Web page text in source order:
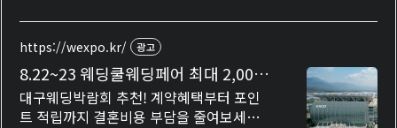
https://wexpo.kr/ 광고
8.22~23 웨딩쿨웨딩페어 최대 2,000
만원 결혼지원
대구웨딩박람회 추천! 계약혜택부터 포인
트 적립까지 결혼비용 부담을 줄여보세요